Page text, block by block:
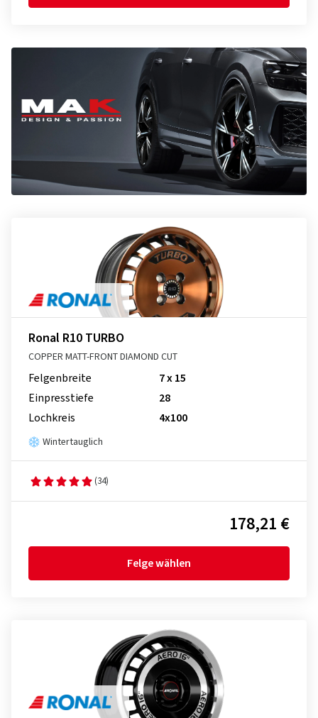
Ronal R10 TURBO
COPPER MATT-FRONT DIAMOND CUT
Felgenbreite
7 x 15
Einpresstiefe
28
Lochkreis
4x100
Wintertauglich
(34)
178,21 €
Felge wählen